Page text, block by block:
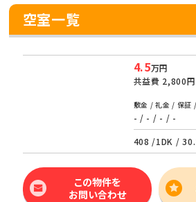
空室一覧
4.5万円
共益費 2,800円
敷金 / 礼金 / 保証
- / - / - / -
408 /1DK /
この物件を
お問い合わせ